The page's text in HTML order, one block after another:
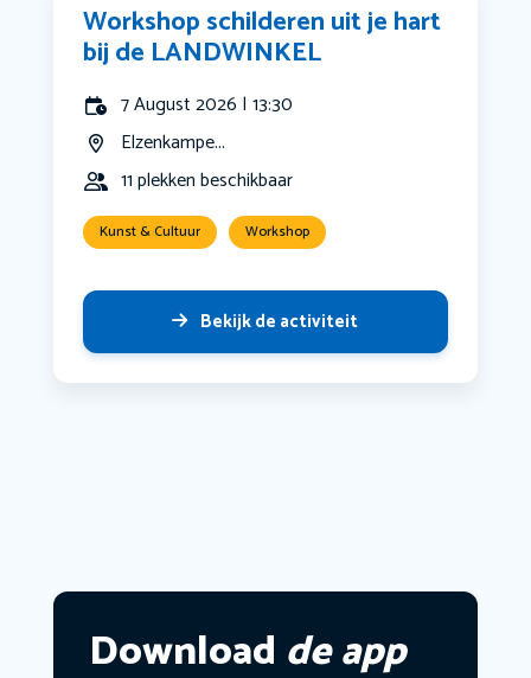
Workshop schilderen uit je hart
bij de LANDWINKEL
7 August 2026 | 13:30
Elzenkampe...
11 plekken beschikbaar
Kunst & Cultuur Workshop
Bekijk de activiteit
Download de app